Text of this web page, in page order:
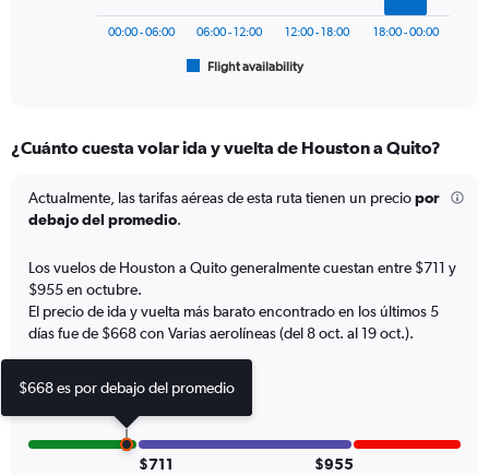
Range:
categories.
The
has
1
Y
axis
displaying
Number
of
flights.
Range:
0
Flight availability
00:00 - 06:00 06:00 - 12:00 12:00 - 18:00 18:00 - 00:00
¿Cuánto cuesta volar ida y vuelta de Houston a Quito?
Actualmente, las tarifas aéreas de esta ruta tienen un preciopor
debajo del promedio.
Los vuelos de Houston a Quito generalmente cuestan entre $711 y
$955 en octubre.
El precio de ida y vuelta más barato encontrado en los últimos 5
días fue de $668 con Varias aerolíneas (del 8 oct. al 19 oct.).
$711 $955
$668 es por debajo del promedio